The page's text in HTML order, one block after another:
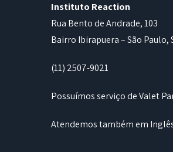
Instituto Reaction
Rua Bento de Andrade, 103
Bairro Ibirapuera – São Paulo,
(11) 2507-9021
Possuímos serviço de Valet
Atendemos também em